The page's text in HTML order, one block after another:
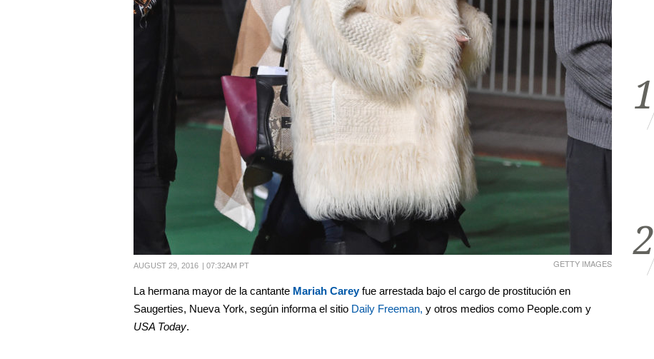
GETTY IMAGES
AUGUST 29, 2016 | 07:32AM PT
La hermana mayor de la cantante Mariah Careyfue arrestada bajo el cargo de prostitución en
Saugerties, Nueva York, según informa el sitio Daily Freeman, y otros medios como People.com y
USA Today.
1
2